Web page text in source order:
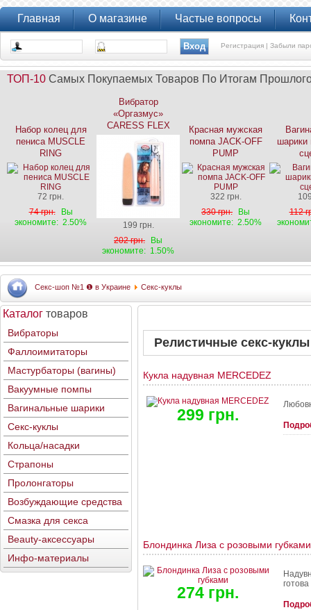
Главная О магазине Частые вопросы
Регистрация |Забыли
ТОП-10 Самых Покупаемых Товаров По Итогам
Набор колец для
пениса MUSCLE
RING
72 грн.
74 грн.
Вы
экономите: 2.50%
Вибратор
«Оргазмус»
CARESS FLEX
199 грн.
202 грн.
Вы
экономите: 1.50%
Красная мужская
помпа JACK-OFF
PUMP
322 грн.
330 грн.
Вы
экономите: 2.50%
шарики
112
Секс-шоп №1 ❶ в Украине Секс-куклы
Каталог товаров
Вибраторы
Фаллоимитаторы
Мастурбаторы (вагины)
Вакуумные помпы
Вагинальные шарики
Секс-куклы
Кольца/насадки
Страпоны
Пролонгаторы
Возбуждающие средства
Смазка для секса
Beauty-аксессуары
Инфо-материалы
Релистичные секс-куклы
Кукла надувная MERCEDEZ
299 грн.
Блондинка Лиза с розовыми губками
274 грн.